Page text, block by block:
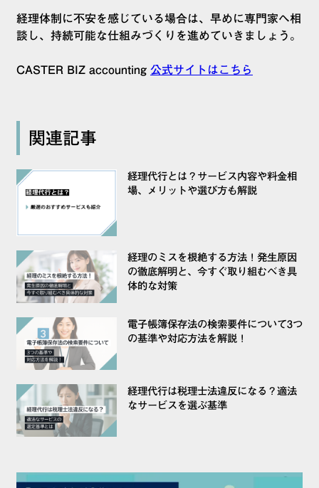
経理体制に不安を感じている場合は、早めに専門家へ相
談し、持続可能な仕組みづくりを進めていきましょう。
CASTER BIZ accounting 公式サイトはこちら
関連記事
経理代行とは？サービス内容や料金相
場、メリットや選び方も解説
経理のミスを根絶する方法！発生原因
の徹底解明と、今すぐ取り組むべき具
体的な対策
電子帳簿保存法の検索要件について3つ
の基準や対応方法を解説！
経理代行は税理士法違反になる？適法
なサービスを選ぶ基準